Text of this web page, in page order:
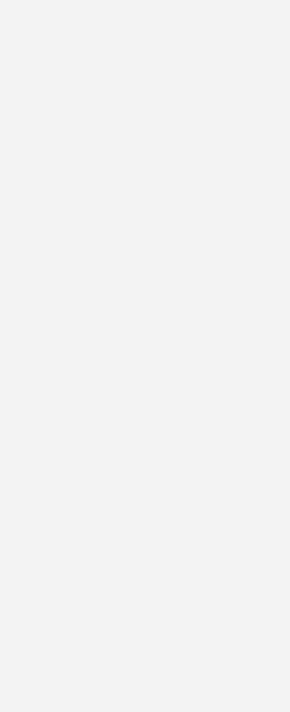
sind diese Raumarten versetzt
werden hierzu Beispiele
Optimierung des
kommen Sperrmassen oder
hoher innerer Dämpfung zum Einsatz.
was die Bauweise erfordert (
durch Entkoppelung vermeiden:
vom Baukörper erfolgt am besten
Dämmsysteme. Ausgestattet mit einer
wie etwa bei den
von Missel, bleibt das Material
und leistungsfähig. Nach Möglichkeit
wie und wie gut nachfolgende
Elektro, Estrich- und Fliesenleger,
gibt zusätzliche Sicherheit vor
z. B. durch scharfkantige
für Rohrinstallationen:
erfordern eine lückenlose
Nur so können Kontakte mit dem
entstehende Körperschallprobleme
gleich, ob bei Guss- oder
Abwasserrohrleitungen aus
genannt, mindern
Sie erfordern zusätzlich aber auch eine
Angaben der Hersteller in deren